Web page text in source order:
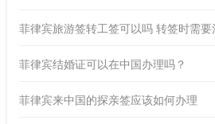
菲律宾旅游签转工签可以吗 转签时需要
菲律宾结婚证可以在中国办理吗？
菲律宾来中国的探亲签应该如何办理